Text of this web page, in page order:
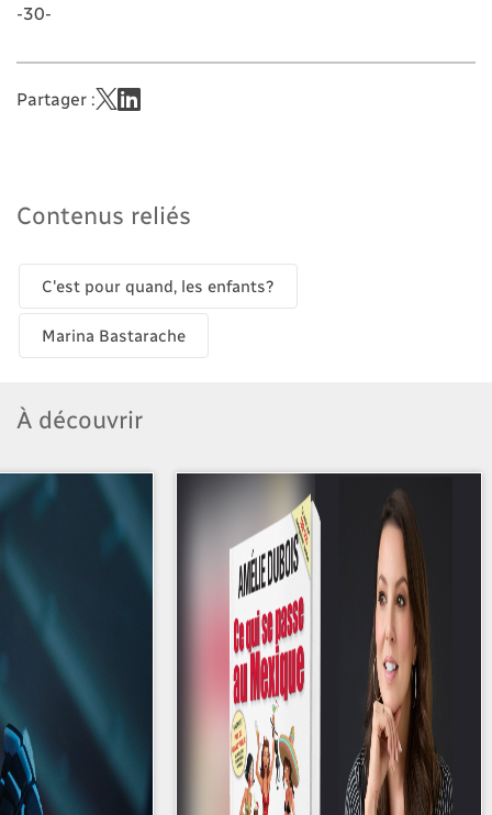
-30-
Partager :
Contenus reliés
C'est pour quand, les enfants?
Marina Bastarache
À découvrir